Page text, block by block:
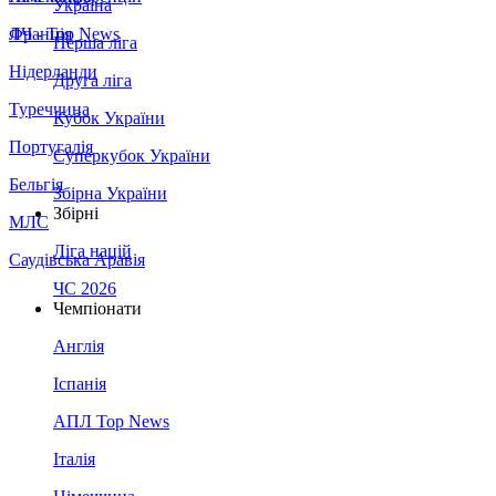
Франція
Нідерланди
Туреччина
Португалія
Бельгія
МЛС
Саудівська Аравія
ЛЧ - Top News
Україна
Перша ліга
Друга ліга
Кубок України
Суперкубок України
Збірна України
Збірні
Ліга націй
ЧС 2026
Чемпіонати
Англія
Іспанія
АПЛ Top News
Італія